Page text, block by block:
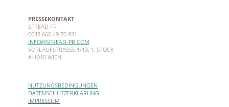
PRESSEKONTAKT
SPREAD PR
0043 660 49 70 931
INFO@SPREAD-PR.COM
VORLAUFSTRASSE 1/13, 1. STOCK
A-1010 WIEN
NUTZUNGSBEDINGUNGEN
DATENSCHUTZERKLÄRUNG
IMPRESSUM